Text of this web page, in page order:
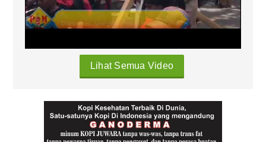
Lihat Semua Video